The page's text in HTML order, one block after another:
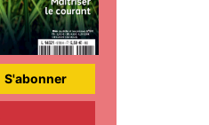
S'abonner